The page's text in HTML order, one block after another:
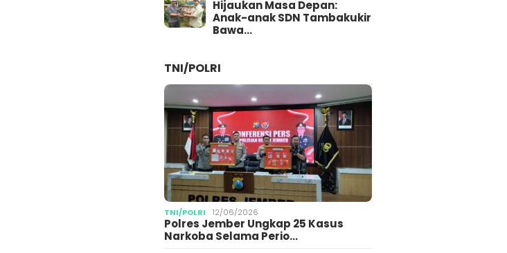
Hijaukan Masa Depan:
Anak-anak SDN Tambakukir
Bawa…
TNI/POLRI
TNI/POLRI 12/06/2026
Polres Jember Ungkap 25 Kasus
Narkoba Selama Perio…